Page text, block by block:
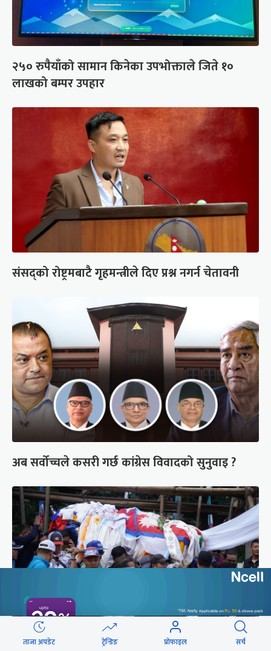
२५० रुपैयाँको सामान किनेका उपभोक्ताले जिते १०
लाखको बम्पर उपहार
संसद्को रोष्ट्रमबाटै गृहमन्त्रीले दिए प्रश्न नगर्न चेतावनी
अब सर्वोच्चले कसरी गर्छ कांग्रेस विवादको सुनुवाइ ?
ताजा अपडेट ट्रेन्डिङ प्रोफाइल सर्च